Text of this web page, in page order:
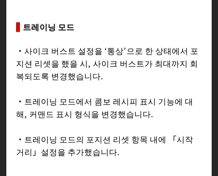
트레이닝 모드
・사이크 버스트 설정을 ‘통상’으로 한 상태에서 포
지션 리셋을 했을 시, 사이크 버스트가 최대까지 회
복되도록 변경했습니다.
・트레이닝 모드에서 콤보 레시피 표시 기능에 대
해, 커맨드 표시 형식을 변경했습니다.
・트레이닝 모드의 포지션 리셋 항목 내에 「시작
거리」설정을 추가했습니다.